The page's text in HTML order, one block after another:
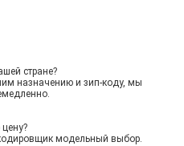
Отправить
стране?
назначению и зип-коду, мы
модельный выбор.